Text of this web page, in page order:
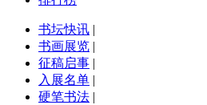
书坛快讯 |
书画展览 |
征稿启事 |
入展名单 |
硬笔书法 |